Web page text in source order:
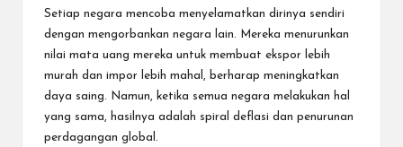
Setiap negara mencoba menyelamatkan dirinya sendiri
dengan mengorbankan negara lain. Mereka menurunkan
nilai mata uang mereka untuk membuat ekspor lebih
murah dan impor lebih mahal, berharap meningkatkan
daya saing. Namun, ketika semua negara melakukan hal
yang sama, hasilnya adalah spiral deflasi dan penurunan
perdagangan global.